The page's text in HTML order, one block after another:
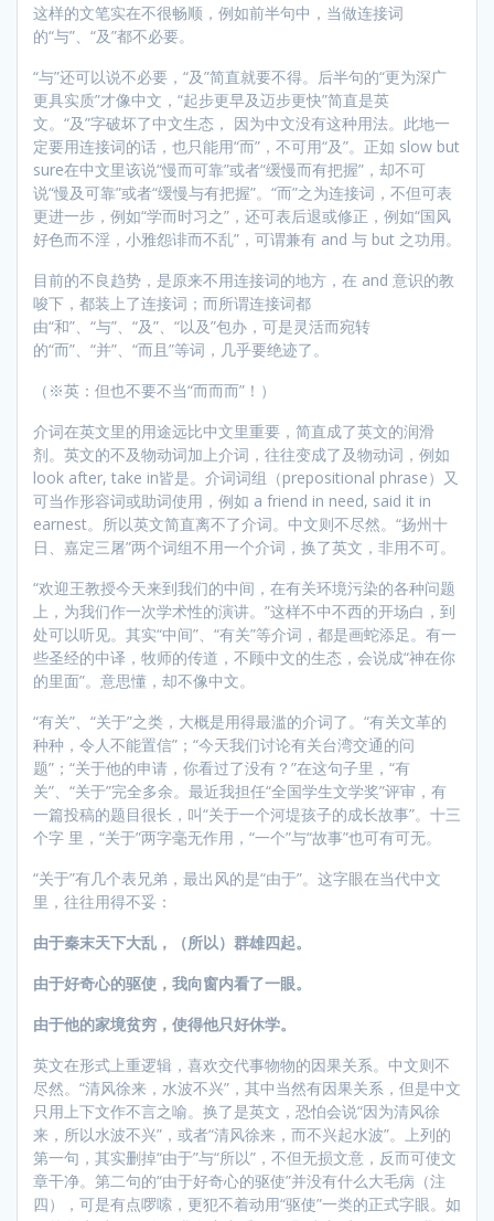
这样的文笔实在不很畅顺，例如前半句中，当做连接词
的“与”、“及”都不必要。
“与”还可以说不必要，“及”简直就要不得。后半句的“更为深广
更具实质”才像中文，“起步更早及迈步更快”简直是英
文。“及”字破坏了中文生态， 因为中文没有这种用法。此地一
定要用连接词的话，也只能用“而”，不可用“及”。正如 slow but
sure在中文里该说“慢而可靠”或者“缓慢而有把握”，却不可
说“慢及可靠”或者“缓慢与有把握”。“而”之为连接词，不但可表
更进一步，例如“学而时习之”，还可表后退或修正，例如“国风
好色而不淫，小雅怨诽而不乱”，可谓兼有 and 与 but 之功用。
目前的不良趋势，是原来不用连接词的地方，在 and 意识的教
唆下，都装上了连接词；而所谓连接词都
由“和”、“与”、“及”、“以及”包办，可是灵活而宛转
的“而”、“并”、“而且”等词，几乎要绝迹了。
（※英：但也不要不当“而而而”！）
介词在英文里的用途远比中文里重要，简直成了英文的润滑
剂。英文的不及物动词加上介词，往往变成了及物动词，例如
look after, take in皆是。介词词组（prepositional phrase）又
可当作形容词或助词使用，例如 a friend in need, said it in
earnest。所以英文简直离不了介词。中文则不尽然。“扬州十
日、嘉定三屠”两个词组不用一个介词，换了英文，非用不可。
“欢迎王教授今天来到我们的中间，在有关环境污染的各种问题
上，为我们作一次学术性的演讲。”这样不中不西的开场白，到
处可以听见。其实“中间”、“有关”等介词，都是画蛇添足。有一
些圣经的中译，牧师的传道，不顾中文的生态，会说成“神在你
的里面”。意思懂，却不像中文。
“有关”、“关于”之类，大概是用得最滥的介词了。“有关文革的
种种，令人不能置信”；“今天我们讨论有关台湾交通的问
题”；“关于他的申请，你看过了没有？”在这句子里，“有
关”、“关于”完全多余。最近我担任“全国学生文学奖”评审，有
一篇投稿的题目很长，叫“关于一个河堤孩子的成长故事”。十三
个字 里，“关于”两字毫无作用，“一个”与“故事”也可有可无。
“关于”有几个表兄弟，最出风的是“由于”。这字眼在当代中文
里，往往用得不妥：
由于秦末天下大乱，（所以）群雄四起。
由于好奇心的驱使，我向窗内看了一眼。
由于他的家境贫穷，使得他只好休学。
英文在形式上重逻辑，喜欢交代事物物的因果关系。中文则不
尽然。“清风徐来，水波不兴”，其中当然有因果关系，但是中文
只用上下文作不言之喻。换了是英文，恐怕会说“因为清风徐
来，所以水波不兴”，或者“清风徐来，而不兴起水波”。上列的
第一句，其实删掉“由于”与“所以”，不但无损文意，反而可使文
章干净。第二句的“由于好奇心的驱使”并没有什么大毛病（注
四），可是有点啰嗦，更犯不着动用“驱使”一类的正式字眼。如